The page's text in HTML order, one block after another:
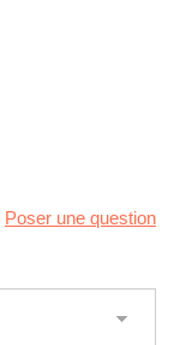
Poser une question